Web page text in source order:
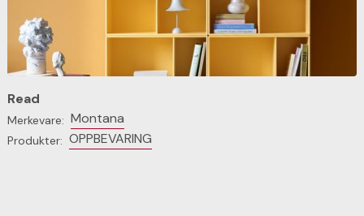
Read
Merkevare: Montana
Produkter: OPPBEVARING